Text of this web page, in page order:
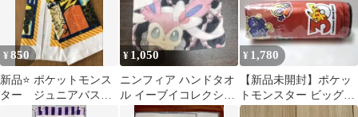
¥850
新品⭐️ ポケットモンス
ター ジュニアバスタ
¥ 1,050
ニンフィア ハンドタオ
ル イーブイコレクショ
¥ 1,780
【新品未開封】ポケッ
トモンスター ビッグマ
イクロファイバータオ